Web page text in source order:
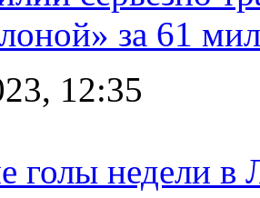
за 61
12:35
голы недели в